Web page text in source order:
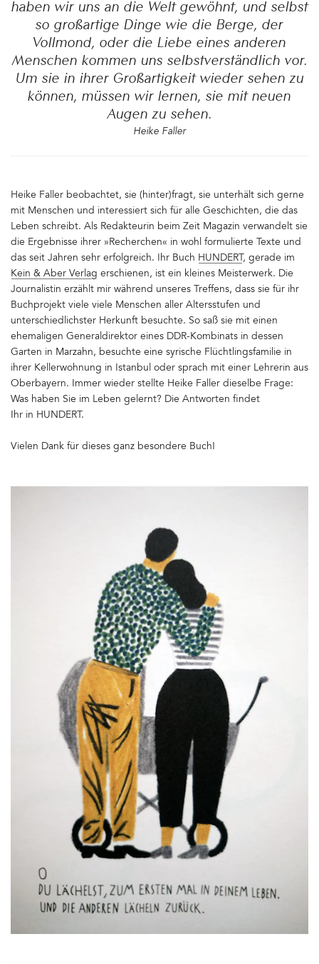
haben wir uns an die Welt gewöhnt, und selbst
so großartige Dinge wie die Berge, der
Vollmond, oder die Liebe eines anderen
Menschen kommen uns selbstverständlich vor.
Um sie in ihrer Großartigkeit wieder sehen zu
können, müssen wir lernen, sie mit neuen
Augen zu sehen.
Heike Faller
Heike Faller beobachtet, sie (hinter)fragt, sie unterhält sich gerne
mit Menschen und interessiert sich für alle Geschichten, die das
Leben schreibt. Als Redakteurin beim Zeit Magazin verwandelt sie
die Ergebnisse ihrer »Recherchen« in wohl formulierte Texte und
das seit Jahren sehr erfolgreich. Ihr Buch HUNDERT , gerade im
Kein & Aber Verlag erschienen, ist ein kleines Meisterwerk. Die
Journalistin erzählt mir während unseres Treffens, dass sie für ihr
Buchprojekt viele viele Menschen aller Altersstufen und
unterschiedlichster Herkunft besuchte. So saß sie mit einen
ehemaligen Generaldirektor eines DDR-Kombinats in dessen
Garten in Marzahn, besuchte eine syrische Flüchtlingsfamilie in
ihrer Kellerwohnung in Istanbul oder sprach mit einer Lehrerin aus
Oberbayern. Immer wieder stellte Heike Faller dieselbe Frage:
Was haben Sie im Leben gelernt? Die Antworten findet
Ihr in HUNDERT.
Vielen Dank für dieses ganz besondere Buch!